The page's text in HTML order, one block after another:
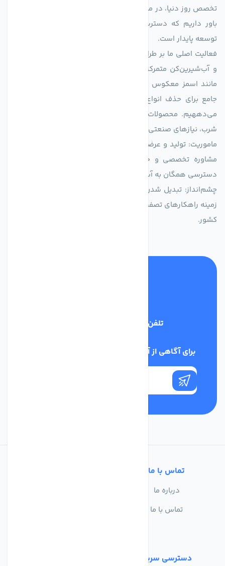
تخصص روز دنیا، در مسیر تأمین آب سالم و پایدار گام برمی‌دارد. ما
باور داریم که دسترسی به آب پاک، یک حق اساسی و زیربنای
توسعه پایدار است.
فعالیت اصلی ما بر طراحی و تولید سیستم‌های پیشرفته تصفیه آب
و آب‌شیرین‌کن متمرکز است. ما با بهره‌گیری از فناوری‌های نوین
جامع برای حذف انواع آلاینده‌ها، املاح و نمک از منابع آبی ارائه
می‌دههیم. محصولات ما برای مصارف متنوعی از جمله تأمین آب
شرب، نیازهای صنعتی و کشاورزی طراحی و بهینه‌سازی شده‌اند.
ماموریت: تولید و عرضه محصولاتی با بالاترین استاندارد کیفی، ارائه
مشاوره تخصصی و خدمات پس از فروش مطمئن برای تضمین
دسترسی همگان به آب پاک و سالم.
چشم‌انداز: تبدیل شدن به انتخاب اول صنایع و مصرف‌کنندگان در
زمینه راهکارهای تصفیه آب و ایفای نقشی کلیدی در حفظ منابع آبی
کشور.
تلفن پشتیبانی
برای آگاهی از آخرین اخبار در خبرنامه ما عضو شوید
تماس با ما
درباره ما
تماس با ما
دسترسی سریع